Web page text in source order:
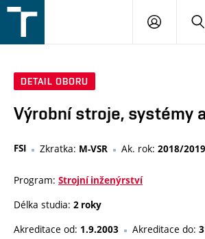
v
DETAIL OBORU
Výrobní stroje, systémy
FSI Zkratka: M-VSR Ak. rok: 2018/2019
Program: Strojní inženýrství
Délka studia: 2 roky
Akreditace od: 1.9.2003 Akreditace do: